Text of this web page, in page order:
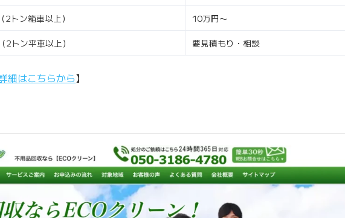
2トン箱車以上） 10万円〜
2トン平車以上） 要見積もり・相談
細はこちらから】